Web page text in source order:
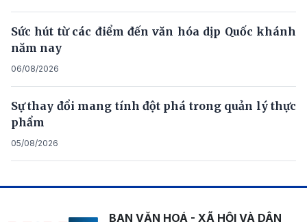
Sức hút từ các điểm đến văn hóa dịp Quốc khánh
năm nay
06/08/2026
Sự thay đổi mang tính đột phá trong quản lý thực
phẩm
05/08/2026
BAN VĂN HOÁ - XÃ HỘI VÀ DÂN